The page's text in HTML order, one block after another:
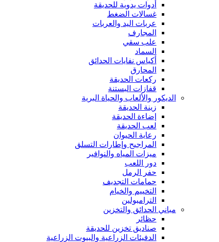
أدوات يدوية للحديقة
غسالات الضغط
عربات اليد والعربات
المجارف
علب سقي
السماد
أكياس نفايات الحدائق
المحارق
ركعات الحديقة
قفازات البستنة
الديكور والألعاب والحياة البرية
زينة الحديقة
إضاءة الحديقة
لعب الحديقة
رعاية الحيوان
المراجيح وإطارات التسلق
ميزات المياه والنوافير
دور اللعب
حفر الرمل
حمامات التجديف
التخييم والخيام
الترامبولين
مباني الحدائق والتخزين
حظائر
صناديق تخزين للحديقة
الدفيئات الزراعية والبيوت الزراعية